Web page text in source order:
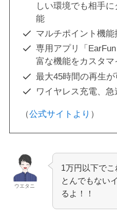
しい環境でも相手
能
マルチポイント機能
専用アプリ「
富な機能をカスタマ
最大45時間の再生が
ワイヤレス充電、
（公式サイトより ）
ウエタニ
1万円以下で
とんでもない
るよ！！